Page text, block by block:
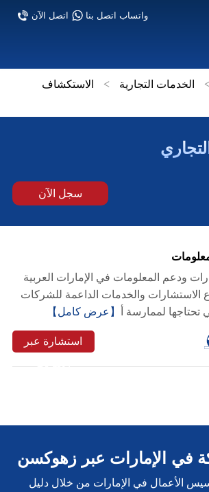
واتساب اتصل بنا اتصل الآن
> الخدمات التجارية >
الاستكشاف
سجل الآن
ودعم المعلومات في الإمارات العربية
الاستشارات والخدمات الداعمة للشركات
تحتاجها لممارسة أ
【عرض كامل】
استشارة عبر
في الإمارات عبر زهوكسن
الأعمال في الإمارات من خلال دليل